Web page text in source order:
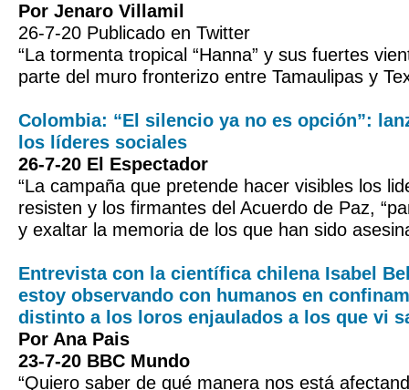
Por Jenaro Villamil
26-7-20 Publicado en Twitter
“La tormenta tropical “Hanna” y sus fuertes
parte del muro fronterizo entre Tamaulipas y
Colombia: “El silencio ya no es opción”:
los líderes sociales
26-7-20 El Espectador
“La campaña que pretende hacer visibles los
resisten y los firmantes del Acuerdo de Paz,
y exaltar la memoria de los que han sido
Entrevista con la científica chilena Isabel
estoy observando con humanos en
distinto a los loros enjaulados a los que vi
Por Ana Pais
23-7-20 BBC Mundo
“Quiero saber de qué manera nos está